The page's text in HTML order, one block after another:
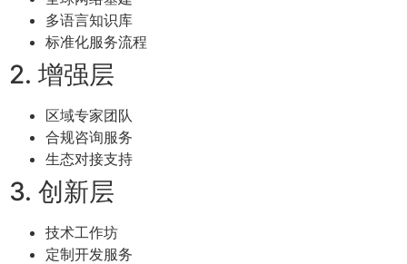
多语言知识库
标准化服务流程
2. 增强层
区域专家团队
合规咨询服务
生态对接支持
3. 创新层
技术工作坊
定制开发服务